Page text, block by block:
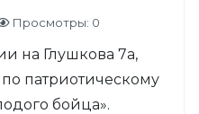
Просмотры: 0
на Глушкова 7а,
патриотическому
бойца».